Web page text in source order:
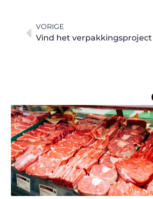
VORIGE
Vind het